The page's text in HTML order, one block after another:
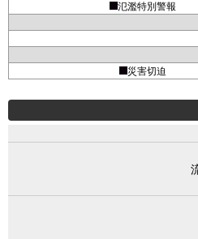
氾濫特別警報
災害切迫